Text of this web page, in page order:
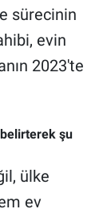
sürecinin
evin
2023'te
belirterek şu
ülke
ev